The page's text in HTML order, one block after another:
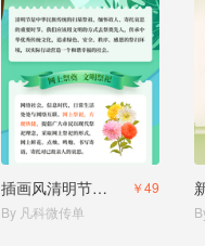
插画风清明节文明祭扫文明祭祀绿色清明宣传
￥49
By 凡科微传单